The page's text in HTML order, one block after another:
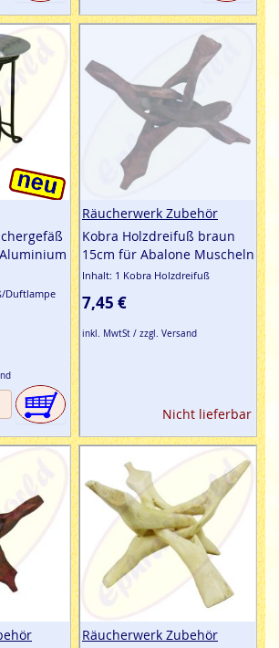
Duftlampe
Räucherwerk Zubehör
Kobra Holzdreifuß braun
15cm für Abalone Muscheln
Inhalt: 1 Kobra Holzdreifuß
7,45 €
inkl. MwtSt / zzgl. Versand
Nicht lieferbar
Räucherwerk Zubehör